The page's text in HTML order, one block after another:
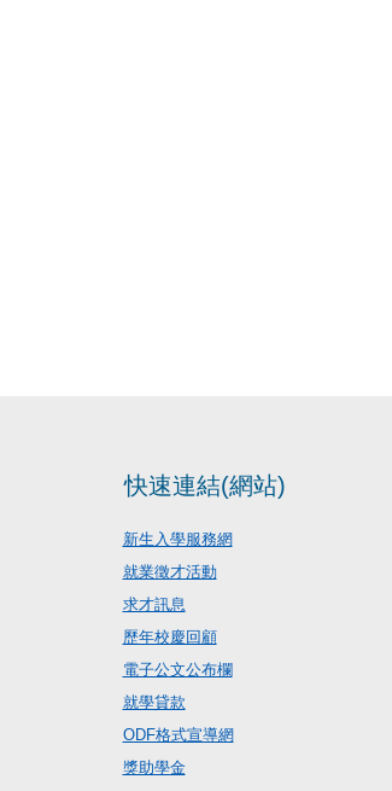
快速連結(網站)
新生入學服務網
就業徵才活動
求才訊息
歷年校慶回顧
電子公文公布欄
就學貸款
ODF格式宣導網
獎助學金